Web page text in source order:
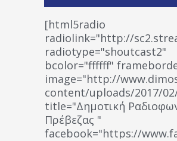
[html5radio
radiolink="http://
radiotype="shoutcast2"
bcolor="ffffff"
image="http://
content/uploads/2017/
title="Δημοτική
Πρέβεζας "
facebook="https://